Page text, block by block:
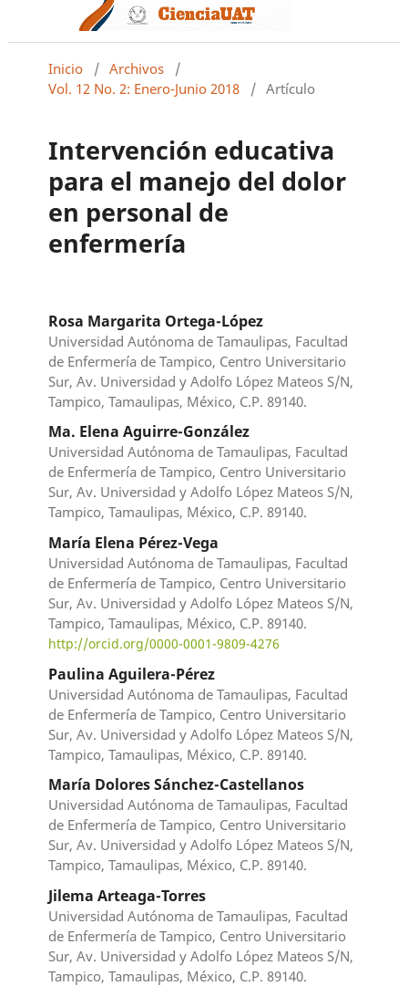
Inicio / Archivos
/
Vol. 12 No. 2: Enero-Junio 2018
/ Artículo
Intervención educativa
para el manejo del dolor
en personal de
enfermería
Rosa Margarita Ortega-López
Universidad Autónoma de Tamaulipas, Facultad
de Enfermería de Tampico, Centro Universitario
Sur, Av. Universidad y Adolfo López Mateos S/N,
Tampico, Tamaulipas, México, C.P. 89140.
Ma. Elena Aguirre-González
Universidad Autónoma de Tamaulipas, Facultad
de Enfermería de Tampico, Centro Universitario
Sur, Av. Universidad y Adolfo López Mateos S/N,
Tampico, Tamaulipas, México, C.P. 89140.
María Elena Pérez-Vega
Universidad Autónoma de Tamaulipas, Facultad
de Enfermería de Tampico, Centro Universitario
Sur, Av. Universidad y Adolfo López Mateos S/N,
Tampico, Tamaulipas, México, C.P. 89140.
http://orcid.org/0000-0001-9809-4276
Paulina Aguilera-Pérez
Universidad Autónoma de Tamaulipas, Facultad
de Enfermería de Tampico, Centro Universitario
Sur, Av. Universidad y Adolfo López Mateos S/N,
Tampico, Tamaulipas, México, C.P. 89140.
María Dolores Sánchez-Castellanos
Universidad Autónoma de Tamaulipas, Facultad
de Enfermería de Tampico, Centro Universitario
Sur, Av. Universidad y Adolfo López Mateos S/N,
Tampico, Tamaulipas, México, C.P. 89140.
Jilema Arteaga-Torres
Universidad Autónoma de Tamaulipas, Facultad
de Enfermería de Tampico, Centro Universitario
Sur, Av. Universidad y Adolfo López Mateos S/N,
Tampico, Tamaulipas, México, C.P. 89140.